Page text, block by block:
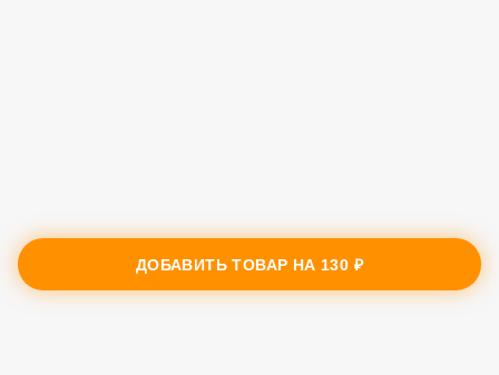
ДОБАВИТЬ ТОВАР НА 130 ₽